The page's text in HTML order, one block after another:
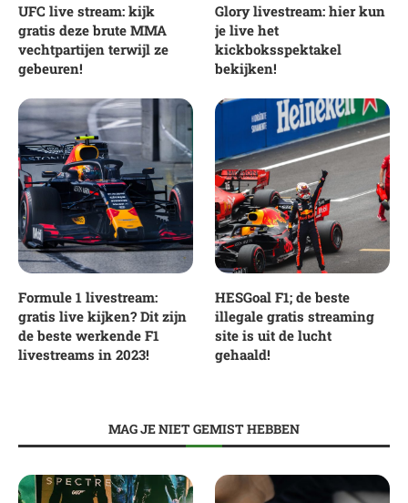
UFC live stream: kijk
gratis deze brute MMA
vechtpartijen terwijl ze
gebeuren!
Glory livestream: hier kun
je live het
kickboksspektakel
bekijken!
Formule 1 livestream:
gratis live kijken? Dit zijn
de beste werkende F1
livestreams in 2023!
HESGoal F1; de beste
illegale gratis streaming
site is uit de lucht
gehaald!
MAG JE NIET GEMIST HEBBEN